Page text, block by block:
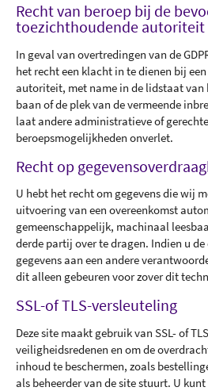
Recht van beroep bij de
toezichthoudende autoriteit
In geval van overtredingen van de
het recht een klacht in te dienen bij
autoriteit, met name in de lidstaat
baan of de plek van de vermeende
laat andere administratieve of
beroepsmogelijkheden onverlet.
Recht op
U hebt het recht om gegevens die wij
uitvoering van een overeenkomst
gemeenschappelijk, machinaal
derde partij over te dragen. Indien u
gegevens aan een andere
dit alleen gebeuren voor zover dit
SSL-of TLS-versleuteling
Deze site maakt gebruik van SSL- of
veiligheidsredenen en om de
inhoud te beschermen, zoals
als beheerder van de site stuurt. U